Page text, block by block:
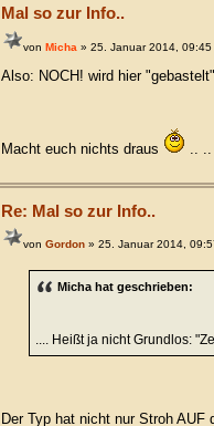
Mal so zur Info..
vonMicha » 25. Januar 2014, 09:45
Also: NOCH! wird hier
Macht euch nichts draus ..
Re: Mal so zur Info..
vonGordon » 25. Januar 2014,
Micha hat geschrieben:
.... Heißt ja nicht Grundlos:
Der Typ hat nicht nur Stroh AUF